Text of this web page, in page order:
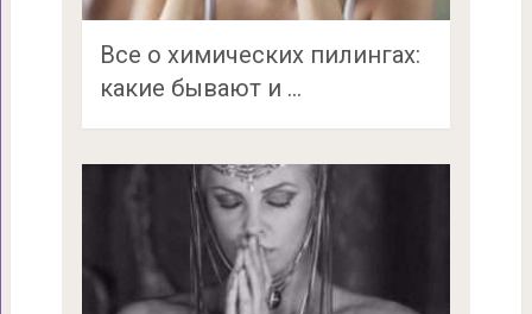
Все о химических пилингах:
какие бывают и …